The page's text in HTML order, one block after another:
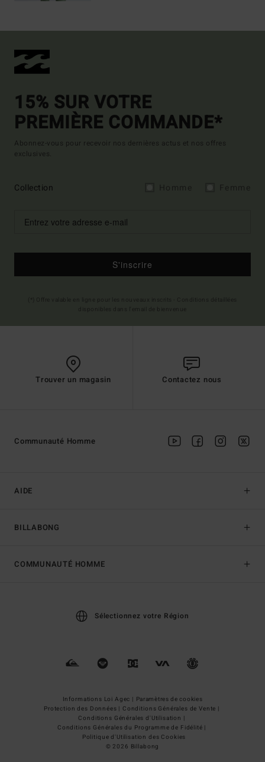
15% SUR VOTRE
PREMIÈRE COMMANDE*
Abonnez-vous pour recevoir nos dernières actus et nos offres
exclusives.
Collection
S'inscrire
Trouver un magasin Contactez nous
AIDE
BILLABONG
Communauté Homme
COMMUNAUTÉ HOMME
Sélectionnez votre Région
Informations Loi Agec | Paramètres de cookies
Protection des Données | Conditions Générales de Vente |
Conditions Générales d'Utilisation |
Conditions Générales du Programme de Fidélité |
Politique d'Utilisation des Cookies
© 2026 Billabong